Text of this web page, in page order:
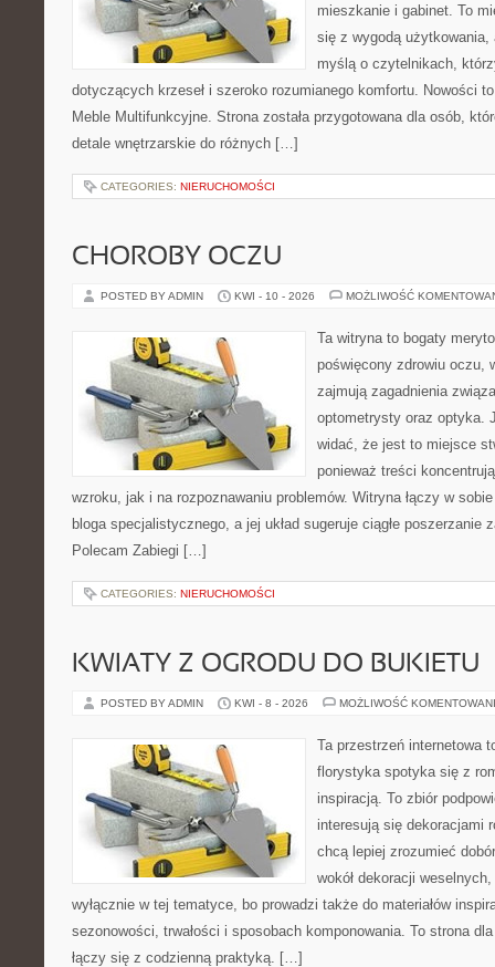
mieszkanie i gabinet. To
się z wygodą użytkowania,
myślą o czytelnikach,
dotyczących krzeseł i szeroko rozumianego komfortu. Nowości
Meble Multifunkcyjne. Strona została przygotowana dla osób,
detale wnętrzarskie do różnych […]
CATEGORIES: NIERUCHOMOŚCI
CHOROBY OCZU
POSTED BY ADMIN KWI - 10 - 2026 MOŻLIWOŚĆ
Ta witryna to bogaty
poświęcony zdrowiu oczu,
zajmują zagadnienia
optometrysty oraz optyka.
widać, że jest to miejsce
ponieważ treści
wzroku, jak i na rozpoznawaniu problemów. Witryna łączy w
bloga specjalistycznego, a jej układ sugeruje ciągłe poszerzanie
Polecam Zabiegi […]
CATEGORIES: NIERUCHOMOŚCI
KWIATY Z OGRODU DO BUKIETU
POSTED BY ADMIN KWI - 8 - 2026 MOŻLIWOŚĆ
Ta przestrzeń internetowa
florystyka spotyka się z
inspiracją. To zbiór
interesują się dekoracjami
chcą lepiej zrozumieć
wokół dekoracji
wyłącznie w tej tematyce, bo prowadzi także do materiałów
sezonowości, trwałości i sposobach komponowania. To strona
łączy się z codzienną praktyką. […]